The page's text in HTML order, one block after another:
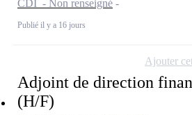
CDI - Non renseigné
Publié il y a 16 jours
Adjoint de direction
(H/F)
Ajouter